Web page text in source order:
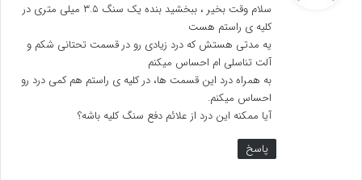
سلام وقت بخیر ، ببخشید بنده یک سنگ ۳.۵ میلی متری در
کلیه ی راستم هست
یه مدتی هستش که درد زیادی رو در قسمت تحتانی شکم و
آلت تناسلی ام احساس میکنم
به همراه درد این قسمت ها، در کلیه ی راستم هم کمی درد رو
احساس میکنم.
آیا ممکنه این درد از علائم دفع سنگ کلیه باشه؟
پاسخ